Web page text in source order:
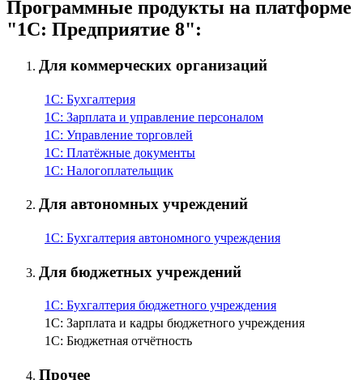
Программные продукты на платформе
"1С: Предприятие 8":
Для коммерческих организаций
1С: Бухгалтерия
1С: Зарплата и управление персоналом
1С: Управление торговлей
1С: Платёжные документы
1С: Налогоплательщик
Для автономных учреждений
1С: Бухгалтерия автономного учреждения
Для бюджетных учреждений
1С: Бухгалтерия бюджетного учреждения
1С: Зарплата и кадры бюджетного учреждения
1С: Бюджетная отчётность
Прочее